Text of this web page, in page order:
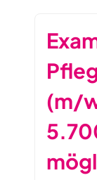
(m/